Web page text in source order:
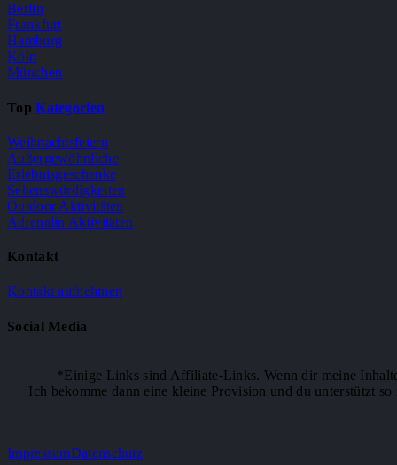
Berlin
Frankfurt
Hamburg
Köln
München
TopKategorien
Weihnachtsfeiern
Außergewöhnliche
Erlebnisgeschenke
Sehenswürdigkeiten
Outdoor Aktivitäten
Adrenalin Aktivitäten
Kontakt
Kontakt aufnehmen
Social Media
*Einige Links sind Affiliate-Links. Wenn dir meine
Ich bekomme dann eine kleine Provision und du unterstützt
ImpressumDatenschutz